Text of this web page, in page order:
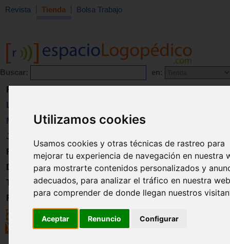
Utilizamos cookies
Usamos cookies y otras técnicas de rastreo para
mejorar tu experiencia de navegación en nuestra
para mostrarte contenidos personalizados y
adecuados, para analizar el tráfico en nuestra
para comprender de donde llegan nuestros
Aceptar Renuncio Configurar
Revista Tienda Bolsa Trabajo
Buscar: en:
Revista
Libros
Material
Juguetes
Formación
Directorio
Trabajo
Registro